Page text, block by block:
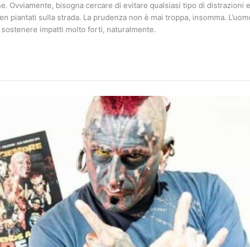
Ovviamente, bisogna cercare di evitare qualsiasi tipo di distrazioni
piantati sulla strada. La prudenza non è mai troppa, insomma.
impatti molto forti, naturalmente.